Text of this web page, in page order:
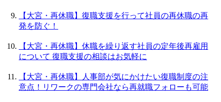
【大宮・再休職】復職支援を行って社員の再休職の再
発を防ぐ！
【大宮・再休職】休職を繰り返す社員の定年後再雇用
について 復職支援の相談はお気軽に
【大宮・再休職】人事部が気にかけたい復職制度の注
意点！リワークの専門会社なら再就職フォローも可能